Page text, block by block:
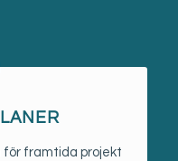
för framtida projekt